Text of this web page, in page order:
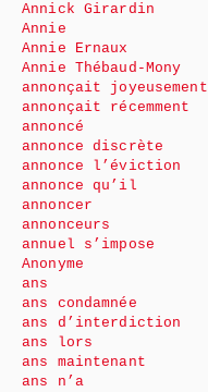
Annick Girardin
Annie
Annie Ernaux
Annie Thébaud-Mony
annonçait joyeusement
annonçait récemment
annoncé
annonce discrète
annonce l’éviction
annonce qu’il
annoncer
annonceurs
annuel s’impose
Anonyme
ans
ans condamnée
ans d’interdiction
ans lors
ans maintenant
ans n’a